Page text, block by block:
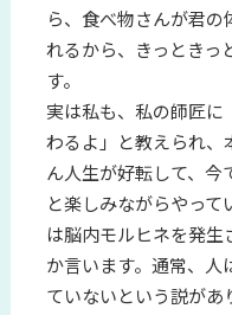
ら、食べ物さんが君の
れるから、きっときっ
す。
実は私も、私の師匠に
わるよ」と教えられ、
ん人生が好転して、今
と楽しみながらやっ
は脳内モルヒネを発生
か言います。通常、人
ていないという説があ